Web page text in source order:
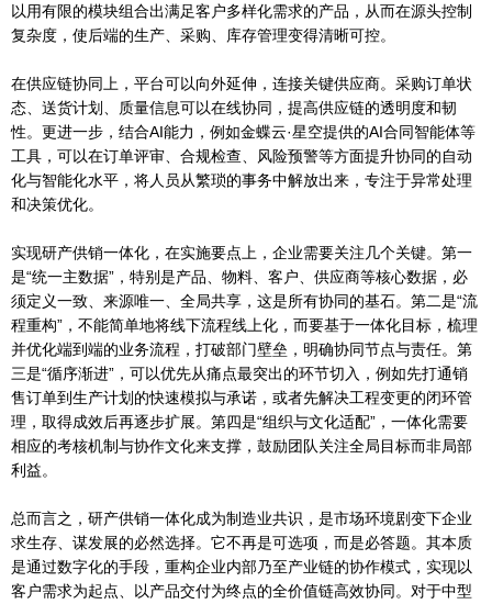
以用有限的模块组合出满足客户多样化需求的产品，从而在源头控制
复杂度，使后端的生产、采购、库存管理变得清晰可控。
在供应链协同上，平台可以向外延伸，连接关键供应商。采购订单状
态、送货计划、质量信息可以在线协同，提高供应链的透明度和韧
性。更进一步，结合AI能力，例如金蝶云·星空提供的AI合同智能体等
工具，可以在订单评审、合规检查、风险预警等方面提升协同的自动
化与智能化水平，将人员从繁琐的事务中解放出来，专注于异常处理
和决策优化。
实现研产供销一体化，在实施要点上，企业需要关注几个关键。第一
是“统一主数据”，特别是产品、物料、客户、供应商等核心数据，必
须定义一致、来源唯一、全局共享，这是所有协同的基石。第二是“流
程重构”，不能简单地将线下流程线上化，而要基于一体化目标，梳理
并优化端到端的业务流程，打破部门壁垒，明确协同节点与责任。第
三是“循序渐进”，可以优先从痛点最突出的环节切入，例如先打通销
售订单到生产计划的快速模拟与承诺，或者先解决工程变更的闭环管
理，取得成效后再逐步扩展。第四是“组织与文化适配”，一体化需要
相应的考核机制与协作文化来支撑，鼓励团队关注全局目标而非局部
利益。
总而言之，研产供销一体化成为制造业共识，是市场环境剧变下企业
求生存、谋发展的必然选择。它不再是可选项，而是必答题。其本质
是通过数字化的手段，重构企业内部乃至产业链的协作模式，实现以
客户需求为起点、以产品交付为终点的全价值链高效协同。对于中型